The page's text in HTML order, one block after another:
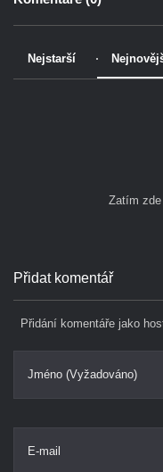
Nejstarší
Zatím zde
Přidat komentář
Přidání komentáře jako
Jméno (Vyžadováno)
E-mail